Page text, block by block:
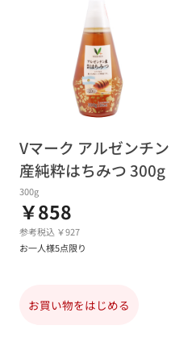
Vマーク アルゼンチン
産純粋はちみつ 300g
300g
￥858
参考税込 ￥927
お一人様5点限り
お買い物をはじめる